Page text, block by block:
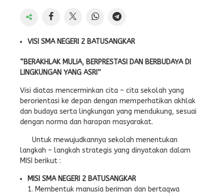
VISI SMA NEGERI 2 BATUSANGKAR
“BERAKHLAK MULIA, BERPRESTASI DAN BERBUDAYA DI
LINGKUNGAN YANG ASRI”
Visi diatas mencerminkan cita – cita sekolah yang
berorientasi ke depan dengan memperhatikan akhlak
dan budaya serta lingkungan yang mendukung, sesuai
dengan norma dan harapan masyarakat.
Untuk mewujudkannya sekolah menentukan
langkah – langkah strategis yang dinyatakan dalam
MISI berikut :
MISI SMA NEGERI 2 BATUSANGKAR
Membentuk manusia beriman dan bertaqwa